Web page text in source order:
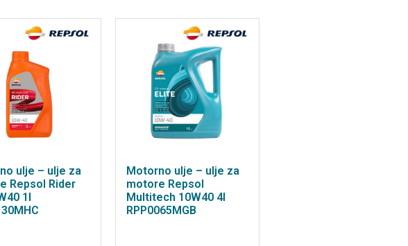
ulje – ulje za
Repsol Rider
1l
Motorno ulje – ulje za
motore Repsol
Multitech 10W40 4l
RPP0065MGB